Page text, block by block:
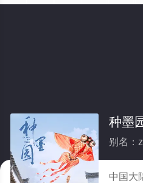
种墨
别名：
中国大